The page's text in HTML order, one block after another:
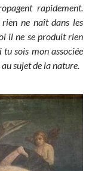
rapidement.
ne naît dans les
il ne se produit rien
sois mon associée
sujet de la nature.